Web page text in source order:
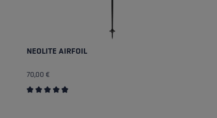
NEOLITE AIRFOIL
70,00 €